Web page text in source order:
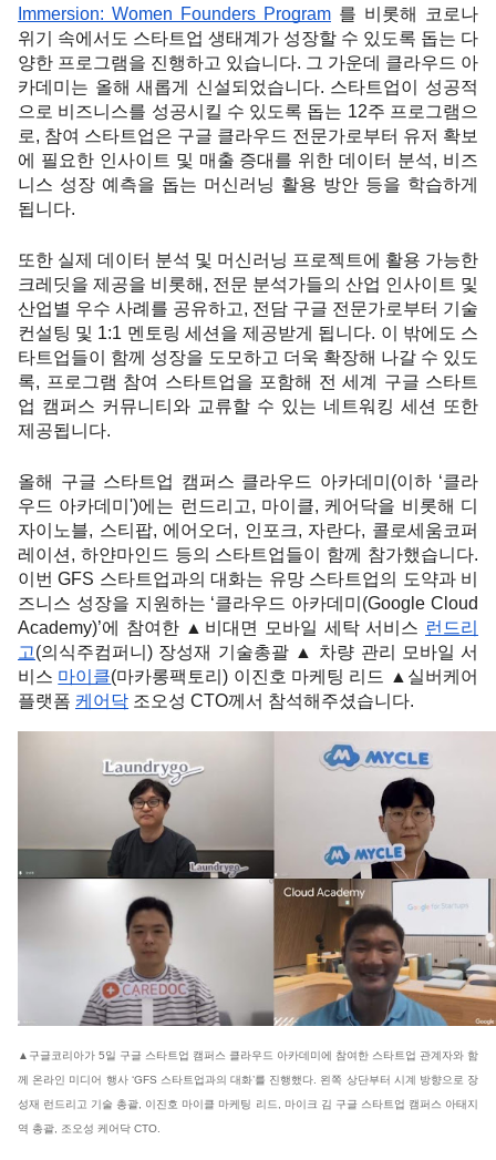
Immersion: Women Founders Program 를 비롯해 코로나
위기 속에서도 스타트업 생태계가 성장할 수 있도록 돕는 다
양한 프로그램을 진행하고 있습니다. 그 가운데 클라우드 아
카데미는 올해 새롭게 신설되었습니다. 스타트업이 성공적
으로 비즈니스를 성공시킬 수 있도록 돕는 12주 프로그램으
로, 참여 스타트업은 구글 클라우드 전문가로부터 유저 확보
에 필요한 인사이트 및 매출 증대를 위한 데이터 분석, 비즈
니스 성장 예측을 돕는 머신러닝 활용 방안 등을 학습하게
됩니다.
또한 실제 데이터 분석 및 머신러닝 프로젝트에 활용 가능한
크레딧을 제공을 비롯해, 전문 분석가들의 산업 인사이트 및
산업별 우수 사례를 공유하고, 전담 구글 전문가로부터 기술
컨설팅 및 1:1 멘토링 세션을 제공받게 됩니다. 이 밖에도 스
타트업들이 함께 성장을 도모하고 더욱 확장해 나갈 수 있도
록, 프로그램 참여 스타트업을 포함해 전 세계 구글 스타트
업 캠퍼스 커뮤니티와 교류할 수 있는 네트워킹 세션 또한
제공됩니다.
올해 구글 스타트업 캠퍼스 클라우드 아카데미(이하 ‘클라
우드 아카데미')에는 런드리고, 마이클, 케어닥을 비롯해 디
자이노블, 스티팝, 에어오더, 인포크, 자란다, 콜로세움코퍼
레이션, 하얀마인드 등의 스타트업들이 함께 참가했습니다.
이번 GFS 스타트업과의 대화는 유망 스타트업의 도약과 비
즈니스 성장을 지원하는 ‘클라우드 아카데미(Google Cloud
Academy)’에 참여한 ▲비대면 모바일 세탁 서비스 런드리
고(의식주컴퍼니) 장성재 기술총괄 ▲ 차량 관리 모바일 서
비스 마이클(마카롱팩토리) 이진호 마케팅 리드 ▲실버케어
플랫폼 케어닥 조오성 CTO께서 참석해주셨습니다.
▲구글코리아가 5일 구글 스타트업 캠퍼스 클라우드 아카데미에 참여한 스타트업 관계자와 함
께 온라인 미디어 행사 ‘GFS 스타트업과의 대화’를 진행했다. 왼쪽 상단부터 시계 방향으로 장
성재 런드리고 기술 총괄, 이진호 마이클 마케팅 리드, 마이크 김 구글 스타트업 캠퍼스 아태지
역 총괄, 조오성 케어닥 CTO.